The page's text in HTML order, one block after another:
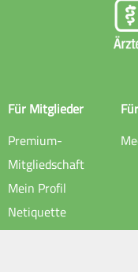
Für Mitglieder
Premium-
Mitgliedschaft
Mein Profil
Netiquette
Rechtliche Hinweise